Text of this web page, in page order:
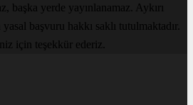
başka yerde yayınlanamaz. Aykırı
başvuru hakkı saklı tutulmaktadır.
için teşekkür ederiz.